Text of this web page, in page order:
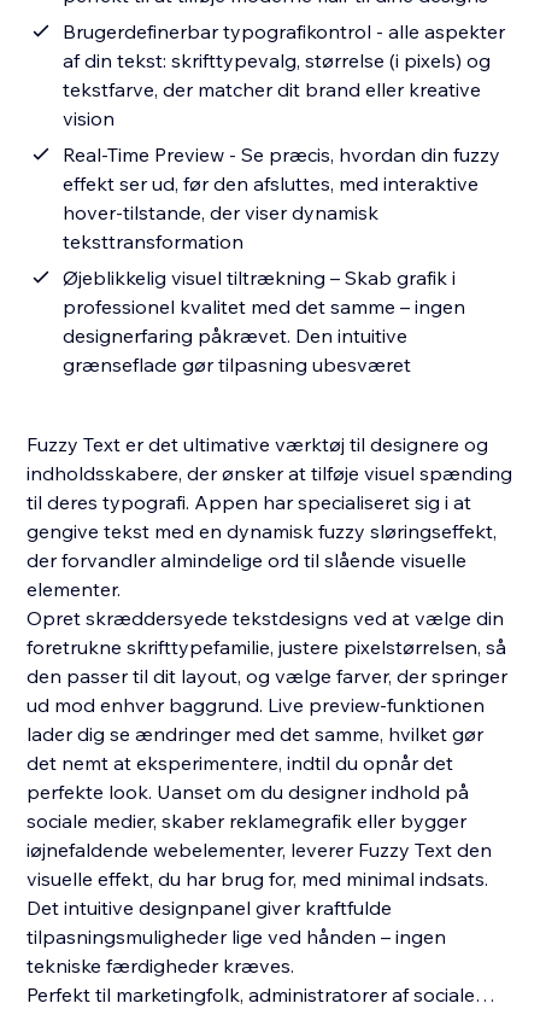
Brugerdefinerbar typografikontrol - alle aspekter
af din tekst: skrifttypevalg, størrelse (i pixels) og
tekstfarve, der matcher dit brand eller kreative
vision
Real-Time Preview - Se præcis, hvordan din fuzzy
effekt ser ud, før den afsluttes, med interaktive
hover-tilstande, der viser dynamisk
teksttransformation
Øjeblikkelig visuel tiltrækning – Skab grafik i
professionel kvalitet med det samme – ingen
designerfaring påkrævet. Den intuitive
grænseflade gør tilpasning ubesværet
Fuzzy Text er det ultimative værktøj til designere og
indholdsskabere, der ønsker at tilføje visuel spænding
til deres typografi. Appen har specialiseret sig i at
gengive tekst med en dynamisk fuzzy sløringseffekt,
der forvandler almindelige ord til slående visuelle
elementer.
Opret skræddersyede tekstdesigns ved at vælge din
foretrukne skrifttypefamilie, justere pixelstørrelsen, så
den passer til dit layout, og vælge farver, der springer
ud mod enhver baggrund. Live preview-funktionen
lader dig se ændringer med det samme, hvilket gør
det nemt at eksperimentere, indtil du opnår det
perfekte look. Uanset om du designer indhold på
sociale medier, skaber reklamegrafik eller bygger
iøjnefaldende webelementer, leverer Fuzzy Text den
visuelle effekt, du har brug for, med minimal indsats.
Det intuitive designpanel giver kraftfulde
tilpasningsmuligheder lige ved hånden – ingen
tekniske færdigheder kræves.
Perfekt til marketingfolk, administratorer af sociale